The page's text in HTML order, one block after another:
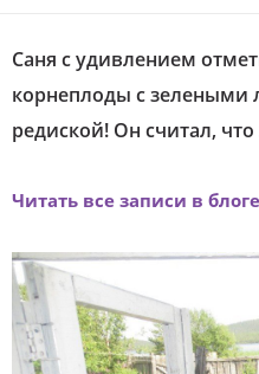
Саня с удивлением
корнеплоды с зелеными
редиской! Он считал, что
Читать все записи в